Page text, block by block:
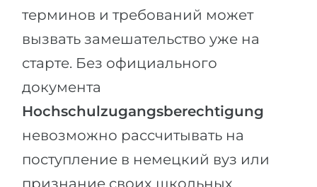
Города
ПРОФЕССИИ
Профессии
Специальности
Примеры вакансий
КАРЬЕРНОЕ ОРИЕНТИРОВАНИЕ
Медицина
Инженерия
Физика
Менеджмент
Другая специальность
терминов и требований может
вызвать замешательство уже на
старте. Без официального
документа
Hochschulzugangsberechtigung
невозможно рассчитывать на
поступление в немецкий вуз или
признание своих школьных